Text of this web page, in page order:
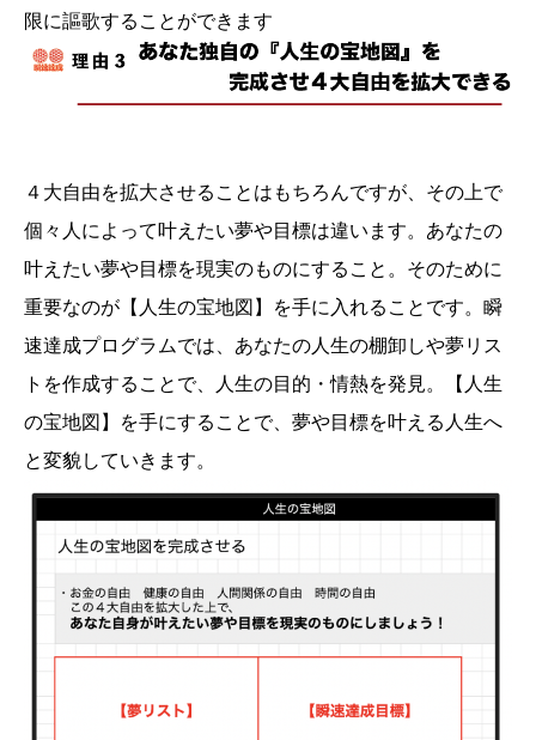
限に謳歌することができます
４大自由を拡大させることはもちろんですが、その上で
個々人によって叶えたい夢や目標は違います。あなたの
叶えたい夢や目標を現実のものにすること。そのために
重要なのが【人生の宝地図】を手に入れることです。瞬
速達成プログラムでは、あなたの人生の棚卸しや夢リス
トを作成することで、人生の目的・情熱を発見。【人生
の宝地図】を手にすることで、夢や目標を叶える人生へ
と変貌していきます。